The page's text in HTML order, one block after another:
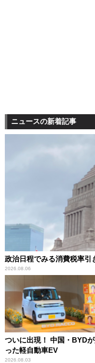
ニュースの新着記事
政治日程でみる消費税率引
2026.08.06
ついに出現！ 中国・BYD
った軽自動車EV
2026.08.03